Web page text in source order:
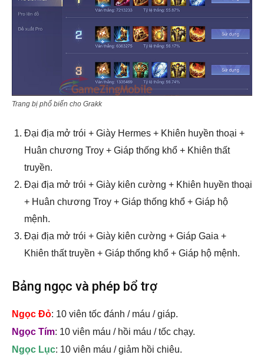
Trang bị phổ biến cho Grakk
Đại địa mở trói + Giày Hermes + Khiên huyền thoại +
Huân chương Troy + Giáp thống khổ + Khiên thất
truyền.
Đại địa mở trói + Giày kiên cường + Khiên huyền thoại
+ Huân chương Troy + Giáp thống khổ + Giáp hộ
mệnh.
Đại địa mở trói + Giày kiên cường + Giáp Gaia +
Khiên thất truyền + Giáp thống khổ + Giáp hộ mệnh.
Bảng ngọc và phép bổ trợ
Ngọc Đỏ: 10 viên tốc đánh / máu / giáp.
Ngọc Tím: 10 viên máu / hồi máu / tốc chạy.
Ngọc Lục: 10 viên máu / giảm hồi chiêu.